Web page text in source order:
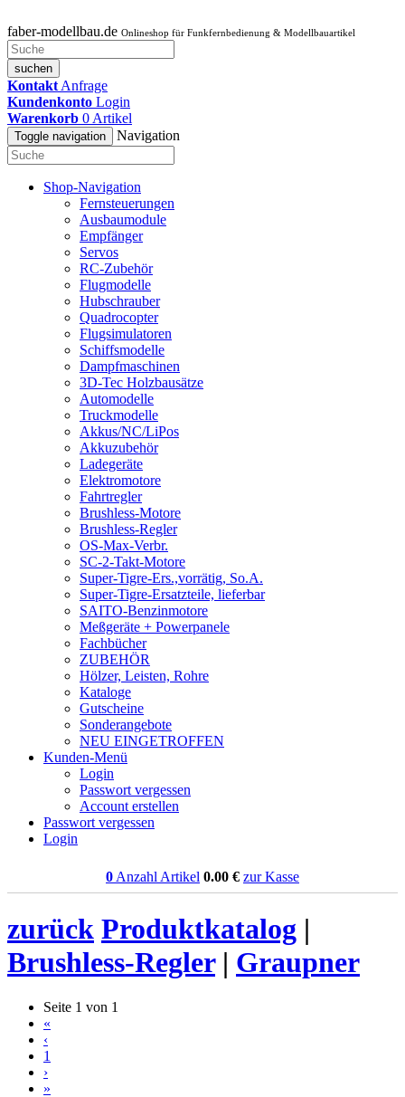
faber-modellbau.de Onlineshop für Funkfernbedienung & Modellbauartikel
suchen
Kontakt Anfrage
Kundenkonto Login
Warenkorb 0 Artikel
Toggle navigation Navigation
Shop-Navigation
Fernsteuerungen
Ausbaumodule
Empfänger
Servos
RC-Zubehör
Flugmodelle
Hubschrauber
Quadrocopter
Flugsimulatoren
Schiffsmodelle
Dampfmaschinen
3D-Tec Holzbausätze
Automodelle
Truckmodelle
Akkus/NC/LiPos
Akkuzubehör
Ladegeräte
Elektromotore
Fahrtregler
Brushless-Motore
Brushless-Regler
OS-Max-Verbr.
SC-2-Takt-Motore
Super-Tigre-Ers.,vorrätig, So.A.
Super-Tigre-Ersatzteile, lieferbar
SAITO-Benzinmotore
Meßgeräte + Powerpanele
Fachbücher
ZUBEHÖR
Hölzer, Leisten, Rohre
Kataloge
Gutscheine
Sonderangebote
NEU EINGETROFFEN
Kunden-Menü
Login
Passwort vergessen
Account erstellen
Passwort vergessen
Login
0 Anzahl Artikel 0.00 € zur Kasse
zurück Produktkatalog |
Brushless-Regler| Graupner
Seite 1 von 1
«
‹
1
›
»